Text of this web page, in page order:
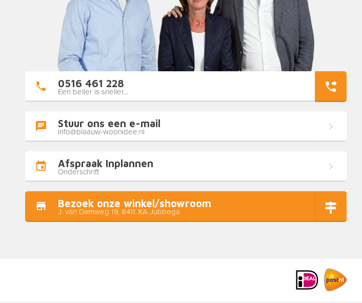
0516 461 228
Een beller is sneller...
Stuur ons een e-mail
info@blaauw-woonidee.nl
Afspraak Inplannen
Onderschrift
Bezoek onze winkel/showroom
J. van Damweg 19, 8411 XA Jubbega